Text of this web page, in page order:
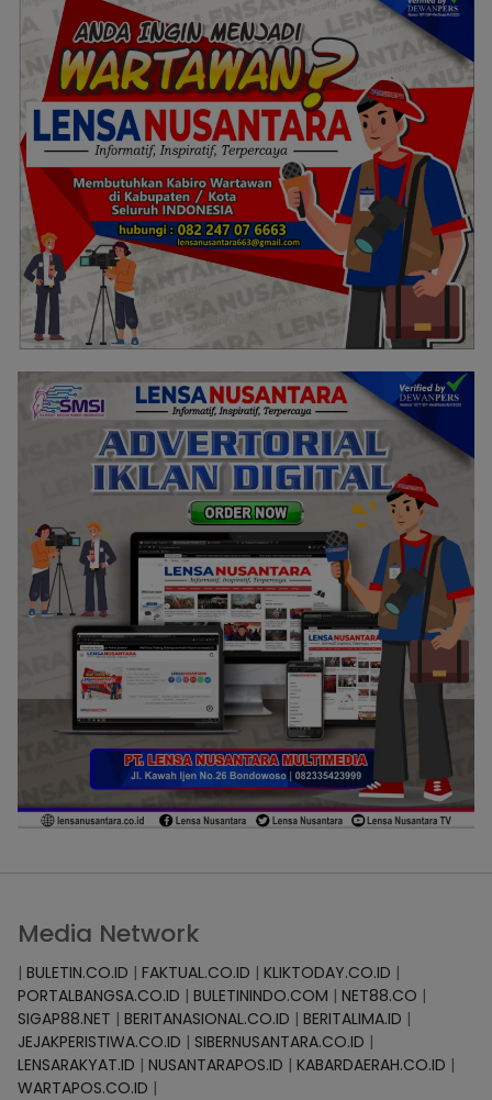
Media Network
| BULETIN.CO.ID | FAKTUAL.CO.ID | KLIKTODAY.CO.ID |
PORTALBANGSA.CO.ID | BULETININDO.COM | NET88.CO |
SIGAP88.NET | BERITANASIONAL.CO.ID | BERITALIMA.ID |
JEJAKPERISTIWA.CO.ID | SIBERNUSANTARA.CO.ID |
LENSARAKYAT.ID | NUSANTARAPOS.ID | KABARDAERAH.CO.ID |
WARTAPOS.CO.ID |